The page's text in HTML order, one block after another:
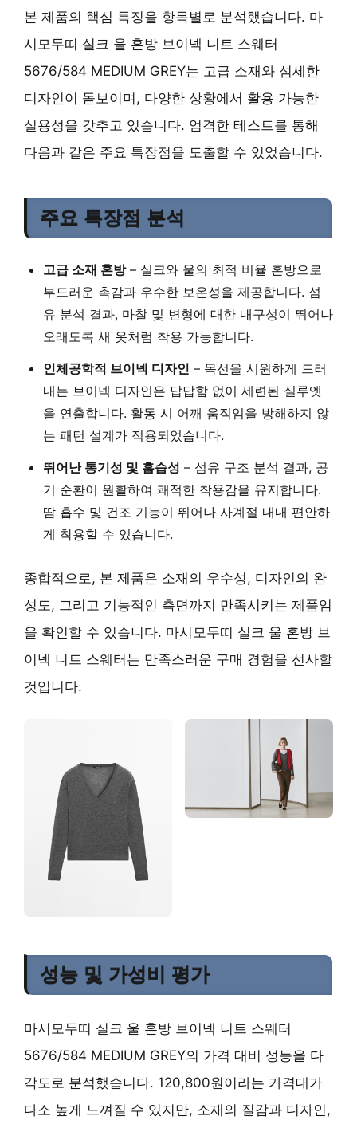
본 제품의 핵심 특징을 항목별로 분석했습니다. 마
시모두띠 실크 울 혼방 브이넥 니트 스웨터
5676/584 MEDIUM GREY는 고급 소재와 섬세한
디자인이 돋보이며, 다양한 상황에서 활용 가능한
실용성을 갖추고 있습니다. 엄격한 테스트를 통해
다음과 같은 주요 특장점을 도출할 수 있었습니다.
주요 특장점 분석
고급 소재 혼방– 실크와 울의 최적 비율 혼방으로
부드러운 촉감과 우수한 보온성을 제공합니다. 섬
유 분석 결과, 마찰 및 변형에 대한 내구성이 뛰어나
오래도록 새 옷처럼 착용 가능합니다.
인체공학적 브이넥 디자인 – 목선을 시원하게 드러
내는 브이넥 디자인은 답답함 없이 세련된 실루엣
을 연출합니다. 활동 시 어깨 움직임을 방해하지 않
는 패턴 설계가 적용되었습니다.
뛰어난 통기성 및 흡습성 – 섬유 구조 분석 결과, 공
기 순환이 원활하여 쾌적한 착용감을 유지합니다.
땀 흡수 및 건조 기능이 뛰어나 사계절 내내 편안하
게 착용할 수 있습니다.
종합적으로, 본 제품은 소재의 우수성, 디자인의 완
성도, 그리고 기능적인 측면까지 만족시키는 제품임
을 확인할 수 있습니다. 마시모두띠 실크 울 혼방 브
이넥 니트 스웨터는 만족스러운 구매 경험을 선사할
것입니다.
성능 및 가성비 평가
마시모두띠 실크 울 혼방 브이넥 니트 스웨터
5676/584 MEDIUM GREY의 가격 대비 성능을 다
각도로 분석했습니다. 120,800원이라는 가격대가
다소 높게 느껴질 수 있지만, 소재의 질감과 디자인,